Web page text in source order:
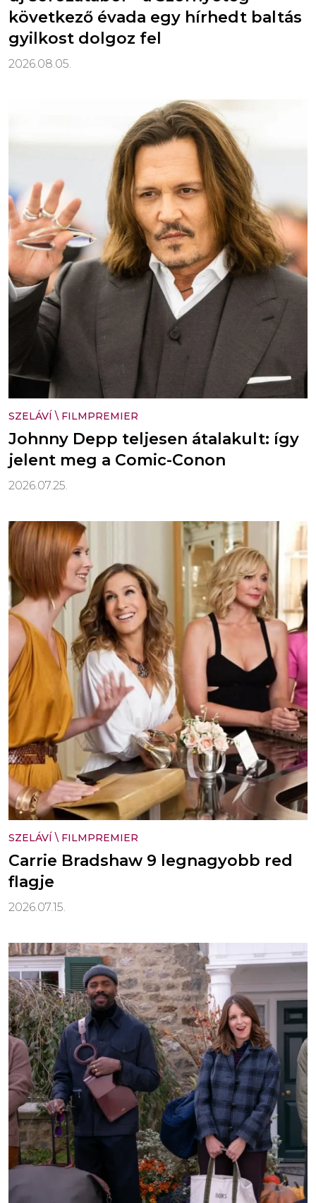
következő évada egy hírhedt baltás
gyilkost dolgoz fel
2026.08.05.
SZELÁVÍ \ FILMPREMIER
Johnny Depp teljesen átalakult: így
jelent meg a Comic-Conon
2026.07.25.
SZELÁVÍ \ FILMPREMIER
Carrie Bradshaw 9 legnagyobb red
flagje
2026.07.15.